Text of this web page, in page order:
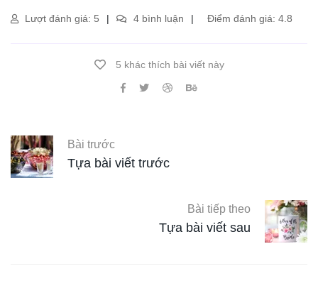
Lượt đánh giá: 5 4 bình luận Điểm đánh giá: 4.8
5 khác thích bài viết này
Bài trước
Tựa bài viết trước
Bài tiếp theo
Tựa bài viết sau